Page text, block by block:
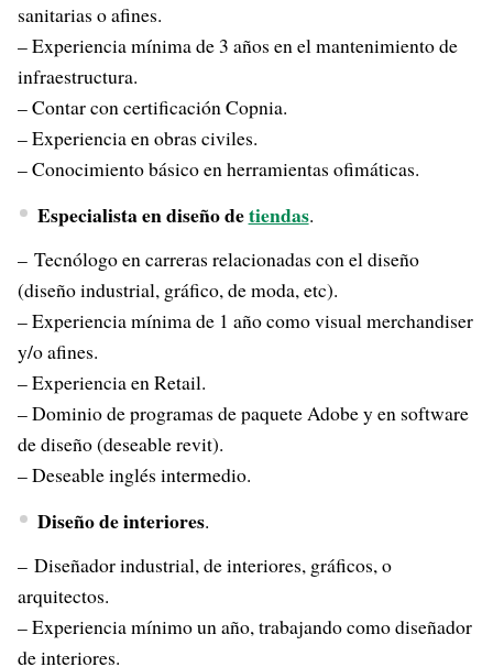
sanitarias o afines.
– Experiencia mínima de 3 años en el mantenimiento de
infraestructura.
– Contar con certificación Copnia.
– Experiencia en obras civiles.
– Conocimiento básico en herramientas ofimáticas.
Especialista en diseño detiendas.
– Tecnólogo en carreras relacionadas con el diseño
(diseño industrial, gráfico, de moda, etc).
– Experiencia mínima de 1 año como visual merchandiser
y/o afines.
– Experiencia en Retail.
– Dominio de programas de paquete Adobe y en software
de diseño (deseable revit).
– Deseable inglés intermedio.
Diseño de interiores.
– Diseñador industrial, de interiores, gráficos, o
arquitectos.
– Experiencia mínimo un año, trabajando como diseñador
de interiores.